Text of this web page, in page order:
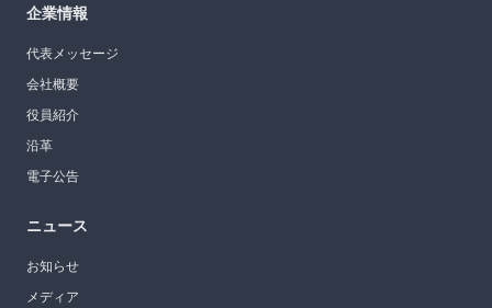
企業情報
代表メッセージ
会社概要
役員紹介
沿革
電子公告
ニュース
お知らせ
メディア